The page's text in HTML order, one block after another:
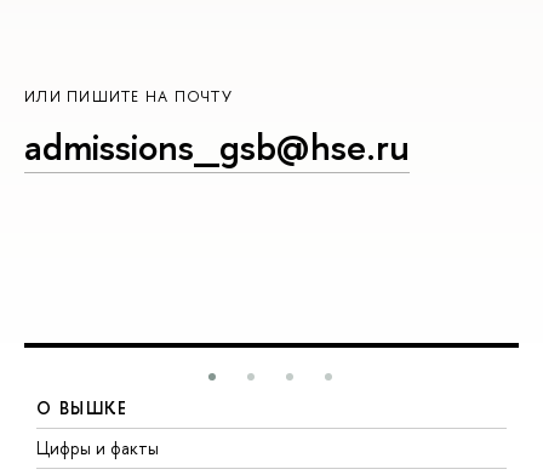
ИЛИ ПИШИТЕ НА ПОЧТУ
admissions_gsb@hse.ru
О ВЫШКЕ
Цифры и факты